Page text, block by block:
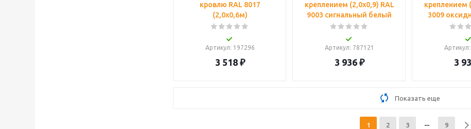
кровлю RAL 8017
(2,0х0,6м)
Артикул: 197296
3 518₽
креплением (2,0х0,9) RAL
9003 сигнальный белый
Артикул: 787121
3 936₽
креплением
3009
Артикул
3
Показать еще
1 2 3 9